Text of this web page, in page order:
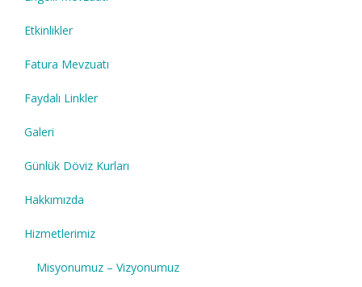
Etkinlikler
Fatura Mevzuatı
Faydalı Linkler
Galeri
Günlük Döviz Kurları
Hakkımızda
Hizmetlerimiz
Misyonumuz – Vizyonumuz